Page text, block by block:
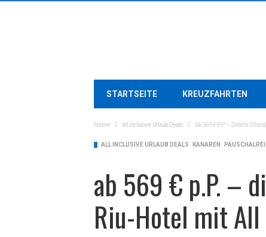
STARTSEITE KREUZFAHRTEN
Home All Inclusive Urlaub Deals Ab 569 € P.P. – Direkte
ALL INCLUSIVE URLAUB DEALS KANAREN
ab 569 € p.P. –
Riu-Hotel mit